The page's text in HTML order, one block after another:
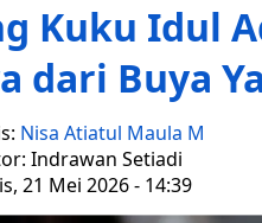
Kuku Idul
dari Buya
Nisa Atiatul Maula M
Indrawan Setiadi
21 Mei 2026 - 14:39